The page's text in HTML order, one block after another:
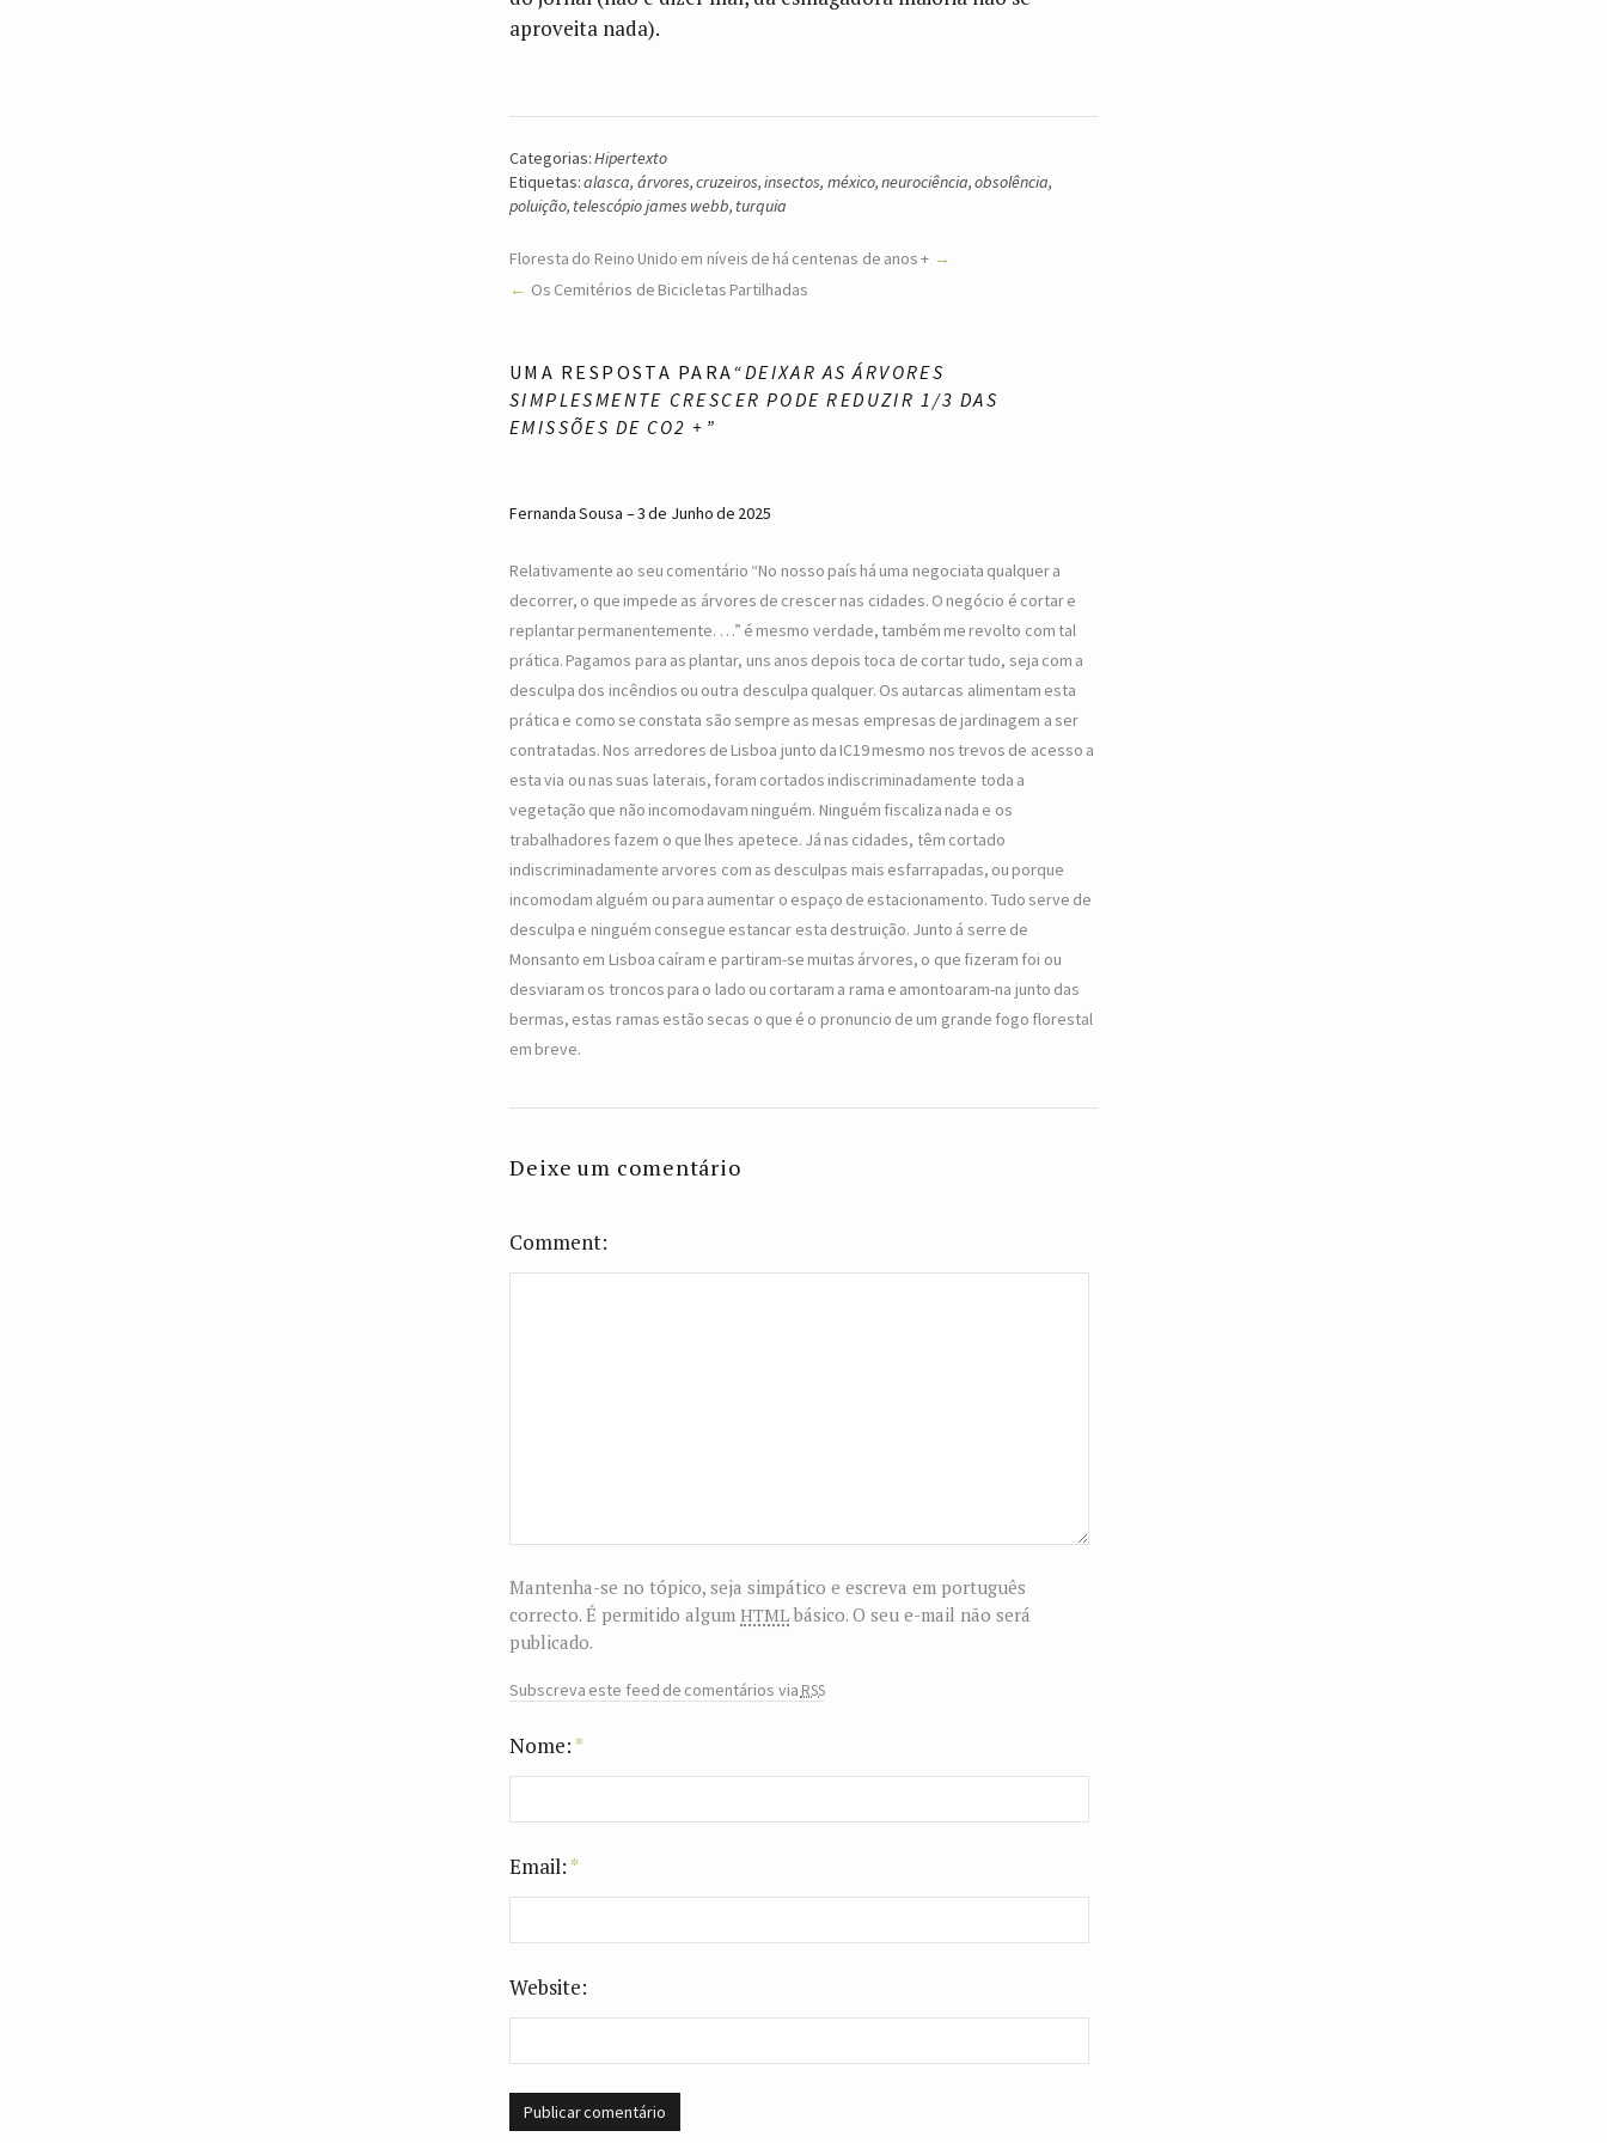
aproveita nada).
Categorias:Hipertexto
Etiquetas:alasca, árvores,cruzeiros,insectos, méxico,neurociência,obsolência,
poluição, telescópio james webb, turquia
Floresta do Reino Unido em níveis de há centenas de anos +
Os Cemitérios de Bicicletas Partilhadas
UMA RESPOSTA PARA“DEIXAR AS ÁRVORES
SIMPLESMENTE CRESCER PODE REDUZIR 1/3 DAS
EMISSÕES DE CO2 +”
Fernanda Sousa 3 de Junho de 2025
Relativamente ao seu comentário “No nosso país há uma negociata qualquer a
decorrer, o que impede as árvores de crescer nas cidades. O negócio é cortar e
replantar permanentemente. …” é mesmo verdade, também me revolto com tal
prática. Pagamos para as plantar, uns anos depois toca de cortar tudo, seja com a
desculpa dos incêndios ou outra desculpa qualquer. Os autarcas alimentam esta
prática e como se constata são sempre as mesas empresas de jardinagem a ser
contratadas. Nos arredores de Lisboa junto da IC19 mesmo nos trevos de acesso a
esta via ou nas suas laterais, foram cortados indiscriminadamente toda a
vegetação que não incomodavam ninguém. Ninguém fiscaliza nada e os
trabalhadores fazem o que lhes apetece. Já nas cidades, têm cortado
indiscriminadamente arvores com as desculpas mais esfarrapadas, ou porque
incomodam alguém ou para aumentar o espaço de estacionamento. Tudo serve de
desculpa e ninguém consegue estancar esta destruição. Junto á serre de
Monsanto em Lisboa caíram e partiram-se muitas árvores, o que fizeram foi ou
desviaram os troncos para o lado ou cortaram a rama e amontoaram-na junto das
bermas, estas ramas estão secas o que é o pronuncio de um grande fogo florestal
em breve.
Deixe um comentário
Comment
Mantenha-se no tópico, seja simpático e escreva em português
correcto. É permitido algum htmlbásico. O seu e-mail não será
publicado.
Subscreva este feed de comentários via rss
Nome:*
Email:*
Website: